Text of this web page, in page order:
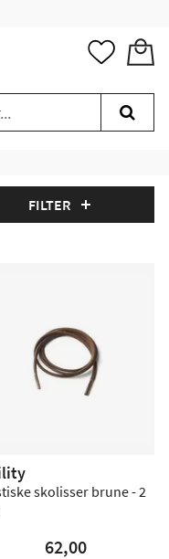
FILTER
skolisser brune - 2
62,00